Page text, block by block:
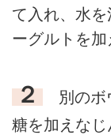
て入れ、水
ーグルトを加
２
別のボ
糖を加えな